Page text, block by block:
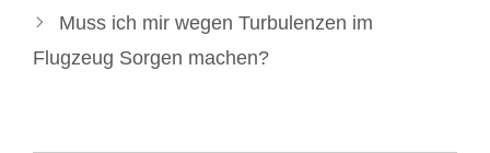
Muss ich mir wegen Turbulenzen im
Flugzeug Sorgen machen?